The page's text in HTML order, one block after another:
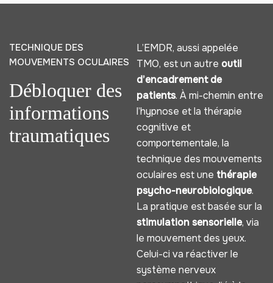
Débloquer des
informations
traumatiques
TECHNIQUE DES
MOUVEMENTS OCULAIRES
L’EMDR, aussi appelée
TMO, est un autre outil
d’encadrement de
patients. À mi-chemin entre
l’hypnose et la thérapie
cognitive et
comportementale, la
technique des mouvements
oculaires est une thérapie
psycho-neurobiologique.
La pratique est basée sur la
stimulation sensorielle, via
le mouvement des yeux.
Celui-ci va réactiver le
système nerveux